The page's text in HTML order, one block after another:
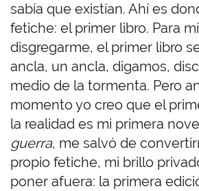
sabía que existían. Ahí es
fetiche: el primer libro. Para
disgregarme, el primer libro
ancla, un ancla, digamos,
medio de la tormenta. Pero
momento yo creo que el
la realidad es mi primera
guerra, me salvó de
propio fetiche, mi brillo
poner afuera: la primera